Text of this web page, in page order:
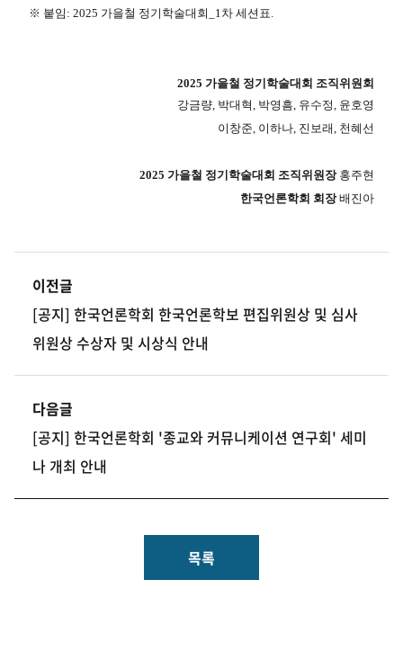
※ 붙임: 2025 가을철 정기학술대회_1차 세션표.
2025 가을철 정기학술대회 조직위원회
강금량, 박대혁, 박영흠, 유수정, 윤호영
이창준, 이하나, 진보래, 천혜선
2025 가을철 정기학술대회 조직위원장홍주현
한국언론학회 회장배진아
이전글
[공지] 한국언론학회 한국언론학보 편집위원상 및 심사
위원상 수상자 및 시상식 안내
다음글
[공지] 한국언론학회 '종교와 커뮤니케이션 연구회' 세미
나 개최 안내
목록